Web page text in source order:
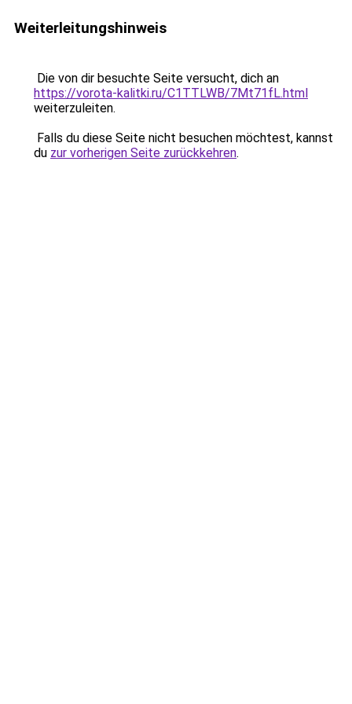
Weiterleitungshinweis
Die von dir besuchte Seite versucht, dich an
https://vorota-kalitki.ru/C1TTLWB/7Mt71fL.html
weiterzuleiten.
Falls du diese Seite nicht besuchen möchtest, kannst
du zur vorherigen Seite zurückkehren.